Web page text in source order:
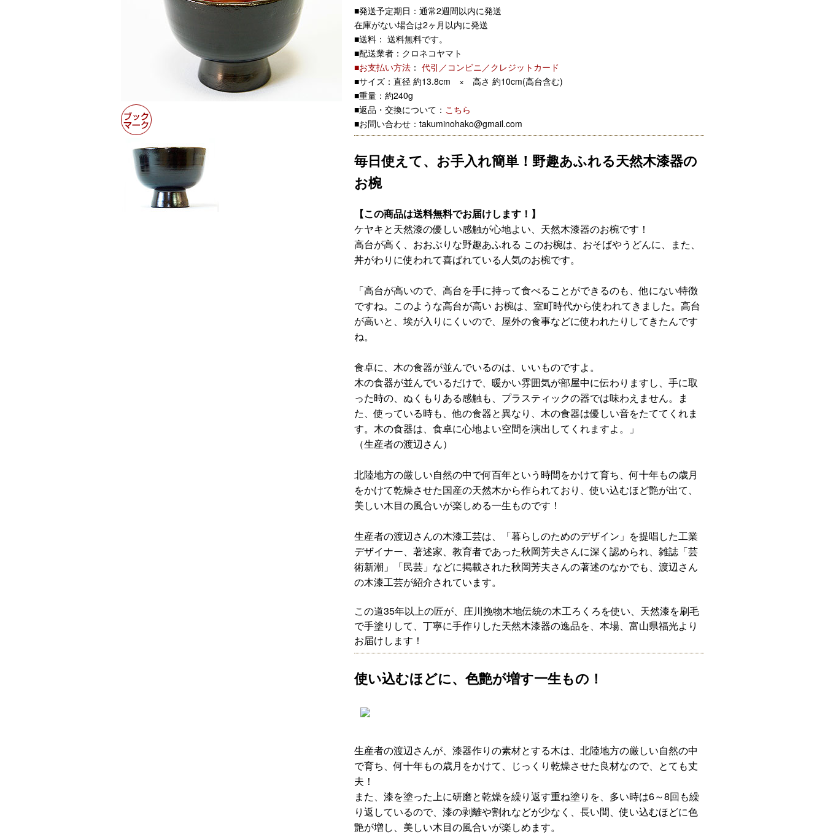
■発送予定期日：通常2週間以内に発送
在庫がない場合は2ヶ月以内に発送
■送料： 送料無料です。
■配送業者：クロネコヤマト
■お支払い方法 ： 代引／コンビニ／クレジットカード
■サイズ：直径 約13.8cm × 高さ 約10cm(高台含む)
■重量：約240g
■返品・交換について： こちら
■お問い合わせ：takuminohako@gmail.com
毎日使えて、お手入れ簡単！野趣あふれる天然木漆器の
お椀
【この商品は送料無料でお届けします！】
ケヤキと天然漆の優しい感触が心地よい、天然木漆器のお椀です！
高台が高く、おおぶりな野趣あふれる このお椀は、おそばやうどんに、また、
丼がわりに使われて喜ばれている人気のお椀です。
「高台が高いので、高台を手に持って食べることができるのも、他にない特徴
ですね。このような高台が高い お椀は、室町時代から使われてきました。高台
が高いと、埃が入りにくいので、屋外の食事などに使われたりしてきたんです
ね。
食卓に、木の食器が並んでいるのは、いいものですよ。
木の食器が並んでいるだけで、暖かい雰囲気が部屋中に伝わりますし、手に取
った時の、ぬくもりある感触も、プラスティックの器では味わえません。ま
た、使っている時も、他の食器と異なり、木の食器は優しい音をたててくれま
す。木の食器は、食卓に心地よい空間を演出してくれますよ。」
（生産者の渡辺さん）
北陸地方の厳しい自然の中で何百年という時間をかけて育ち、何十年もの歳月
をかけて乾燥させた国産の天然木から作られており、使い込むほど艶が出て、
美しい木目の風合いが楽しめる一生ものです！
生産者の渡辺さんの木漆工芸は、「暮らしのためのデザイン」を提唱した工業
デザイナー、著述家、教育者であった秋岡芳夫さんに深く認められ、雑誌「芸
術新潮」「民芸」などに掲載された秋岡芳夫さんの著述のなかでも、渡辺さん
の木漆工芸が紹介されています。
この道35年以上の匠が、庄川挽物木地伝統の木工ろくろを使い、天然漆を刷毛
で手塗りして、丁寧に手作りした天然木漆器の逸品を、本場、富山県福光より
お届けします！
使い込むほどに、色艶が増す一生もの！
生産者の渡辺さんが、漆器作りの素材とする木は、北陸地方の厳しい自然の中
で育ち、何十年もの歳月をかけて、じっくり乾燥させた良材なので、とても丈
夫！
また、漆を塗った上に研磨と乾燥を繰り返す重ね塗りを、多い時は6～8回も繰
り返しているので、漆の剥離や割れなどが少なく、長い間、使い込むほどに色
艶が増し、美しい木目の風合いが楽しめます。